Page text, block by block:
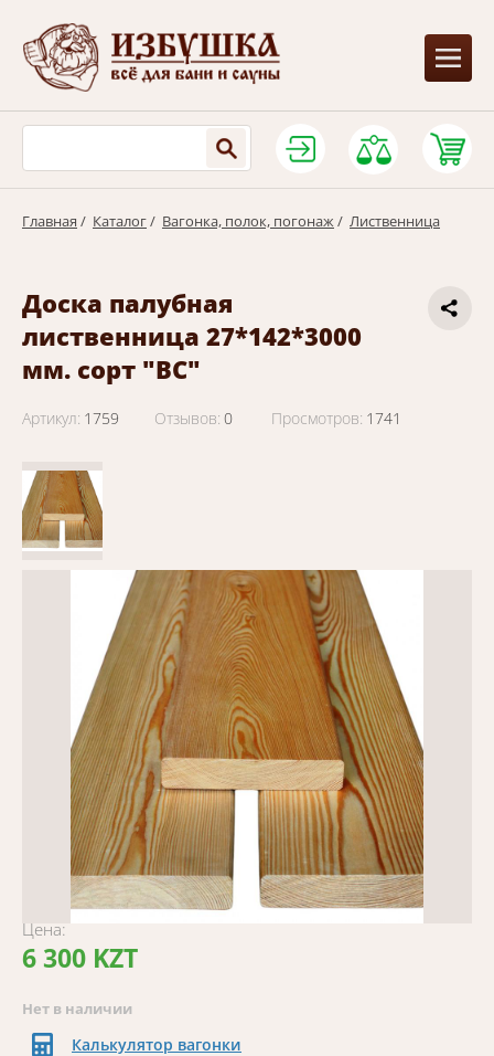
Главная / Каталог/ Вагонка, полок, погонаж/ Лиственница
Доска палубная
лиственница 27*142*3000
мм. сорт "ВС"
Артикул: 1759 Отзывов: 0 Просмотров: 1741
Цена:
6 300 KZT
Нет в наличии
Калькулятор вагонки